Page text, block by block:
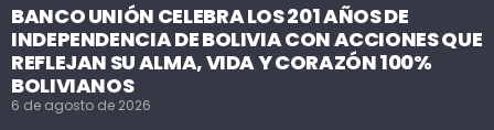
BANCO UNIÓN CELEBRA LOS 201 AÑOS DE
INDEPENDENCIA DE BOLIVIA CON ACCIONES QUE
REFLEJAN SU ALMA, VIDA Y CORAZÓN 100%
BOLIVIANOS
6 de agosto de 2026